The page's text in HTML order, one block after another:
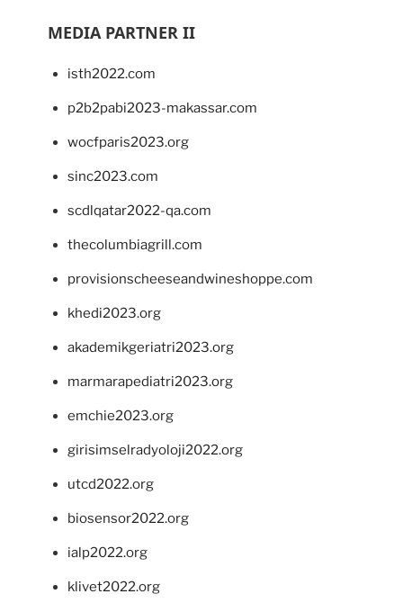
MEDIA PARTNER II
isth2022.com
p2b2pabi2023-makassar.com
wocfparis2023.org
sinc2023.com
scdlqatar2022-qa.com
thecolumbiagrill.com
provisionscheeseandwineshoppe.com
khedi2023.org
akademikgeriatri2023.org
marmarapediatri2023.org
emchie2023.org
girisimselradyoloji2022.org
utcd2022.org
biosensor2022.org
ialp2022.org
klivet2022.org